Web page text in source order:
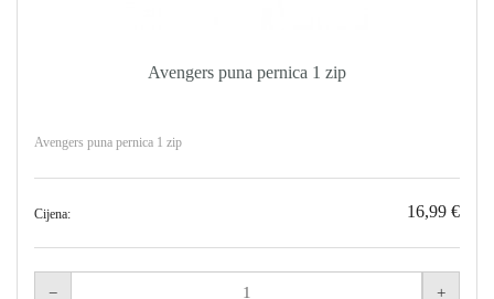
Avengers puna pernica 1 zip
Avengers puna pernica 1 zip
Cijena: 16,99 €